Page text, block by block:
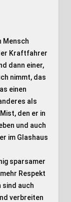
Mensch
Kraftfahrer
dann einer,
nimmt, das
einen
als
den er in
und auch
im Glashaus
sparsamer
Respekt
sind auch
verbreiten